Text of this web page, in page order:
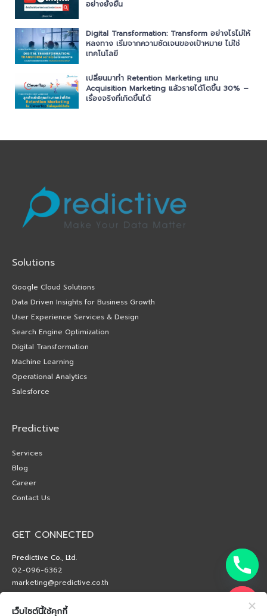
อย่างยั่งยืน
Digital Transformation: Transform อย่างไรไม่ให้
หลงทาง เริ่มจากความชัดเจนของเป้าหมาย ไม่ใช่
เทคโนโลยี
เปลี่ยนมาทำ Retention Marketing แทน
Acquisition Marketing แล้วรายได้โตขึ้น 30% –
เรื่องจริงที่เกิดขึ้นได้
Solutions
Google Cloud Solutions
Data Driven Insights for Business Growth
User Experience Services & Design
Search Engine Optimization
Digital Transformation
Machine Learning
Operational Analytics
Salesforce
Predictive
Services
Blog
Career
Contact Us
GET CONNECTED
Predictive Co., Ltd.
02-096-6362
marketing@predictive.co.th
เว็บไซต์นี้ใช้คุกกี้